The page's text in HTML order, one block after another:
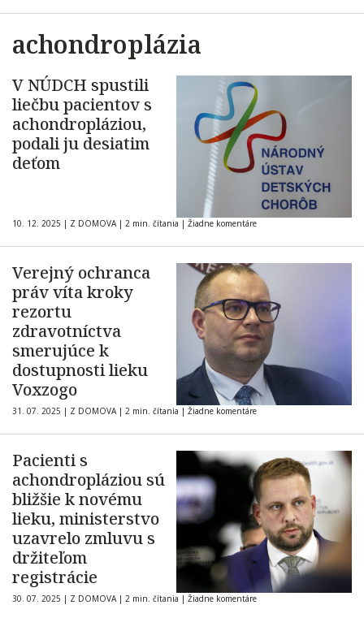
achondroplázia
V NÚDCH spustili
liečbu pacientov s
achondropláziou,
podali ju desiatim
deťom
10. 12. 2025 | Z DOMOVA | 2 min. čítania | Žiadne komentáre
Verejný ochranca
práv víta kroky
rezortu
zdravotníctva
smerujúce k
dostupnosti lieku
Voxzogo
31. 07. 2025 | Z DOMOVA | 2 min. čítania | Žiadne komentáre
Pacienti s
achondropláziou sú
bližšie k novému
lieku, ministerstvo
uzavrelo zmluvu s
držiteľom
registrácie
30. 07. 2025 | Z DOMOVA | 2 min. čítania | Žiadne komentáre